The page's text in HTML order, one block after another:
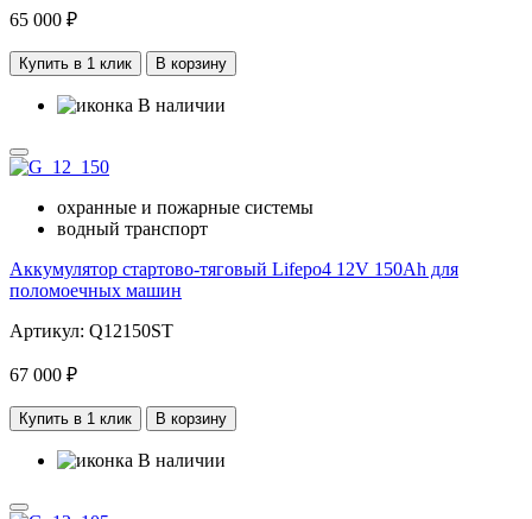
65 000 ₽
Купить в 1 клик В корзину
В наличии
охранные и пожарные системы
водный транспорт
Аккумулятор стартово-тяговый Lifepo4 12V 150Ah для
поломоечных машин
Артикул: Q12150ST
67 000 ₽
Купить в 1 клик В корзину
В наличии